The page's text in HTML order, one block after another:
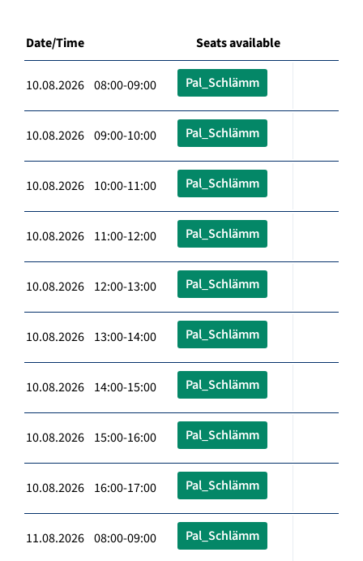
Date/Time Seats available
10.08.2026 08:00-09:00 Pal_Schlämm
10.08.2026 09:00-10:00 Pal_Schlämm
10.08.2026 10:00-11:00 Pal_Schlämm
10.08.2026 11:00-12:00 Pal_Schlämm
10.08.2026 12:00-13:00 Pal_Schlämm
10.08.2026 13:00-14:00 Pal_Schlämm
10.08.2026 14:00-15:00 Pal_Schlämm
10.08.2026 15:00-16:00 Pal_Schlämm
10.08.2026 16:00-17:00 Pal_Schlämm
11.08.2026 08:00-09:00 Pal_Schlämm